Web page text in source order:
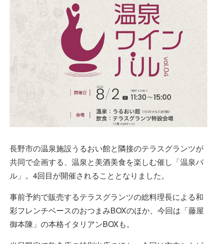
長野市の温泉施設うるおい館と隣接のテラスグランツが
共同で企画する、温泉と美酒美食を楽しむ催し「温泉バ
ル」。4回目が開催されることとなりました。
事前予約で販売するテラスグランツの総料理長による和
彩フレンチベースのおつまみBOXのほか、今回は「藤屋
御本陳」の本格イタリアンBOXも。